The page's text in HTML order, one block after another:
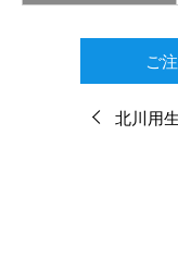
ご
北川用